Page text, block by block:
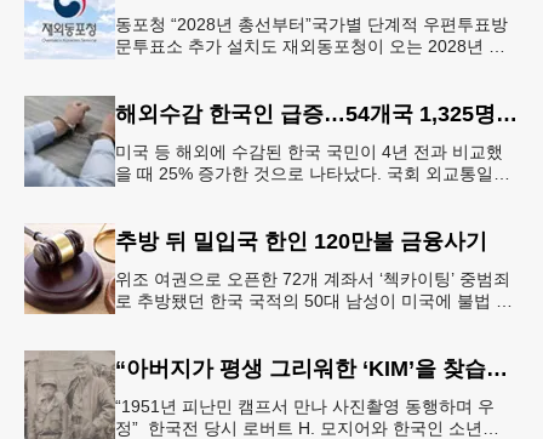
동포청 “2028년 총선부터”국가별 단계적 우편투표방
문투표소 추가 설치도 재외동포청이 오는 2028년 재
해외수감 한국인 급증…54개국 1,325명 25%↑
미국 등 해외에 수감된 한국 국민이 4년 전과 비교했
을 때 25% 증가한 것으로 나타났다. 국회 외교통일위
추방 뒤 밀입국 한인 120만불 금융사기
위조 여권으로 오픈한 72개 계좌서 ‘첵카이팅’ 중범죄
로 추방됐던 한국 국적의 50대 남성이 미국에 불법 재
“아버지가 평생 그리워한 ‘KIM’을 찾습니다” 한국전 종군기자의 ‘마지막 소원’
“1951년 피난민 캠프서 만나 사진촬영 동행하며 우
정” 한국전 당시 로버트 H. 모지어와 한국인 소년